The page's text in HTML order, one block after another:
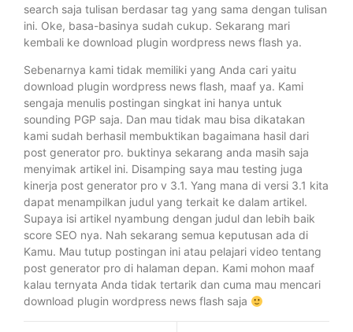
search saja tulisan berdasar tag yang sama dengan tulisan
ini. Oke, basa-basinya sudah cukup. Sekarang mari
kembali ke download plugin wordpress news flash ya.
Sebenarnya kami tidak memiliki yang Anda cari yaitu
download plugin wordpress news flash, maaf ya. Kami
sengaja menulis postingan singkat ini hanya untuk
sounding PGP saja. Dan mau tidak mau bisa dikatakan
kami sudah berhasil membuktikan bagaimana hasil dari
post generator pro. buktinya sekarang anda masih saja
menyimak artikel ini. Disamping saya mau testing juga
kinerja post generator pro v 3.1. Yang mana di versi 3.1 kita
dapat menampilkan judul yang terkait ke dalam artikel.
Supaya isi artikel nyambung dengan judul dan lebih baik
score SEO nya. Nah sekarang semua keputusan ada di
Kamu. Mau tutup postingan ini atau pelajari video tentang
post generator pro di halaman depan. Kami mohon maaf
kalau ternyata Anda tidak tertarik dan cuma mau mencari
download plugin wordpress news flash saja